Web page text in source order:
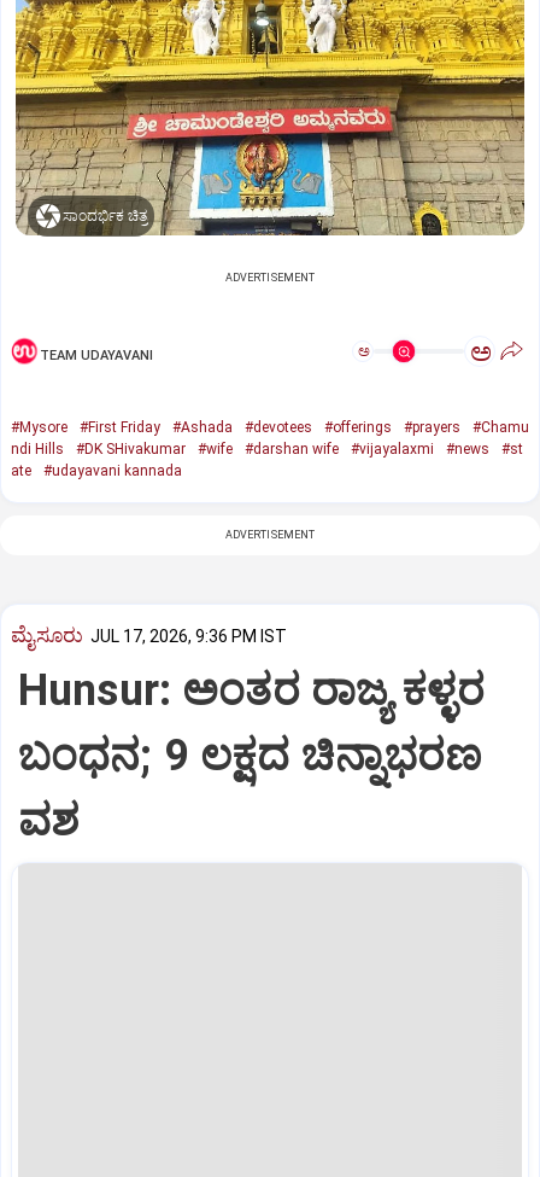
ಸಾಂದರ್ಭಿಕ ಚಿತ್ರ
ADVERTISEMENT
TEAM UDAYAVANI ಅ ಅ
#Mysore #First Friday #Ashada #devotees #offerings #prayers
#Chamu
ndi Hills
#DK SHivakumar #wife #darshan wife #vijayalaxmi #news
#st
ate
#udayavani kannada
ADVERTISEMENT
ಮೈಸೂರು JUL 17, 2026, 9:36 PM IST
Hunsur: ಅಂತರ ರಾಜ್ಯ ಕಳ್ಳರ
ಬಂಧನ; 9 ಲಕ್ಷದ ಚಿನ್ನಾಭರಣ
ವಶ